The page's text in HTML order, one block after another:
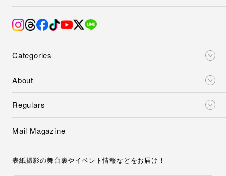
Categories
About
Regulars
Mail Magazine
表紙撮影の舞台裏やイベント情報などをお届け！